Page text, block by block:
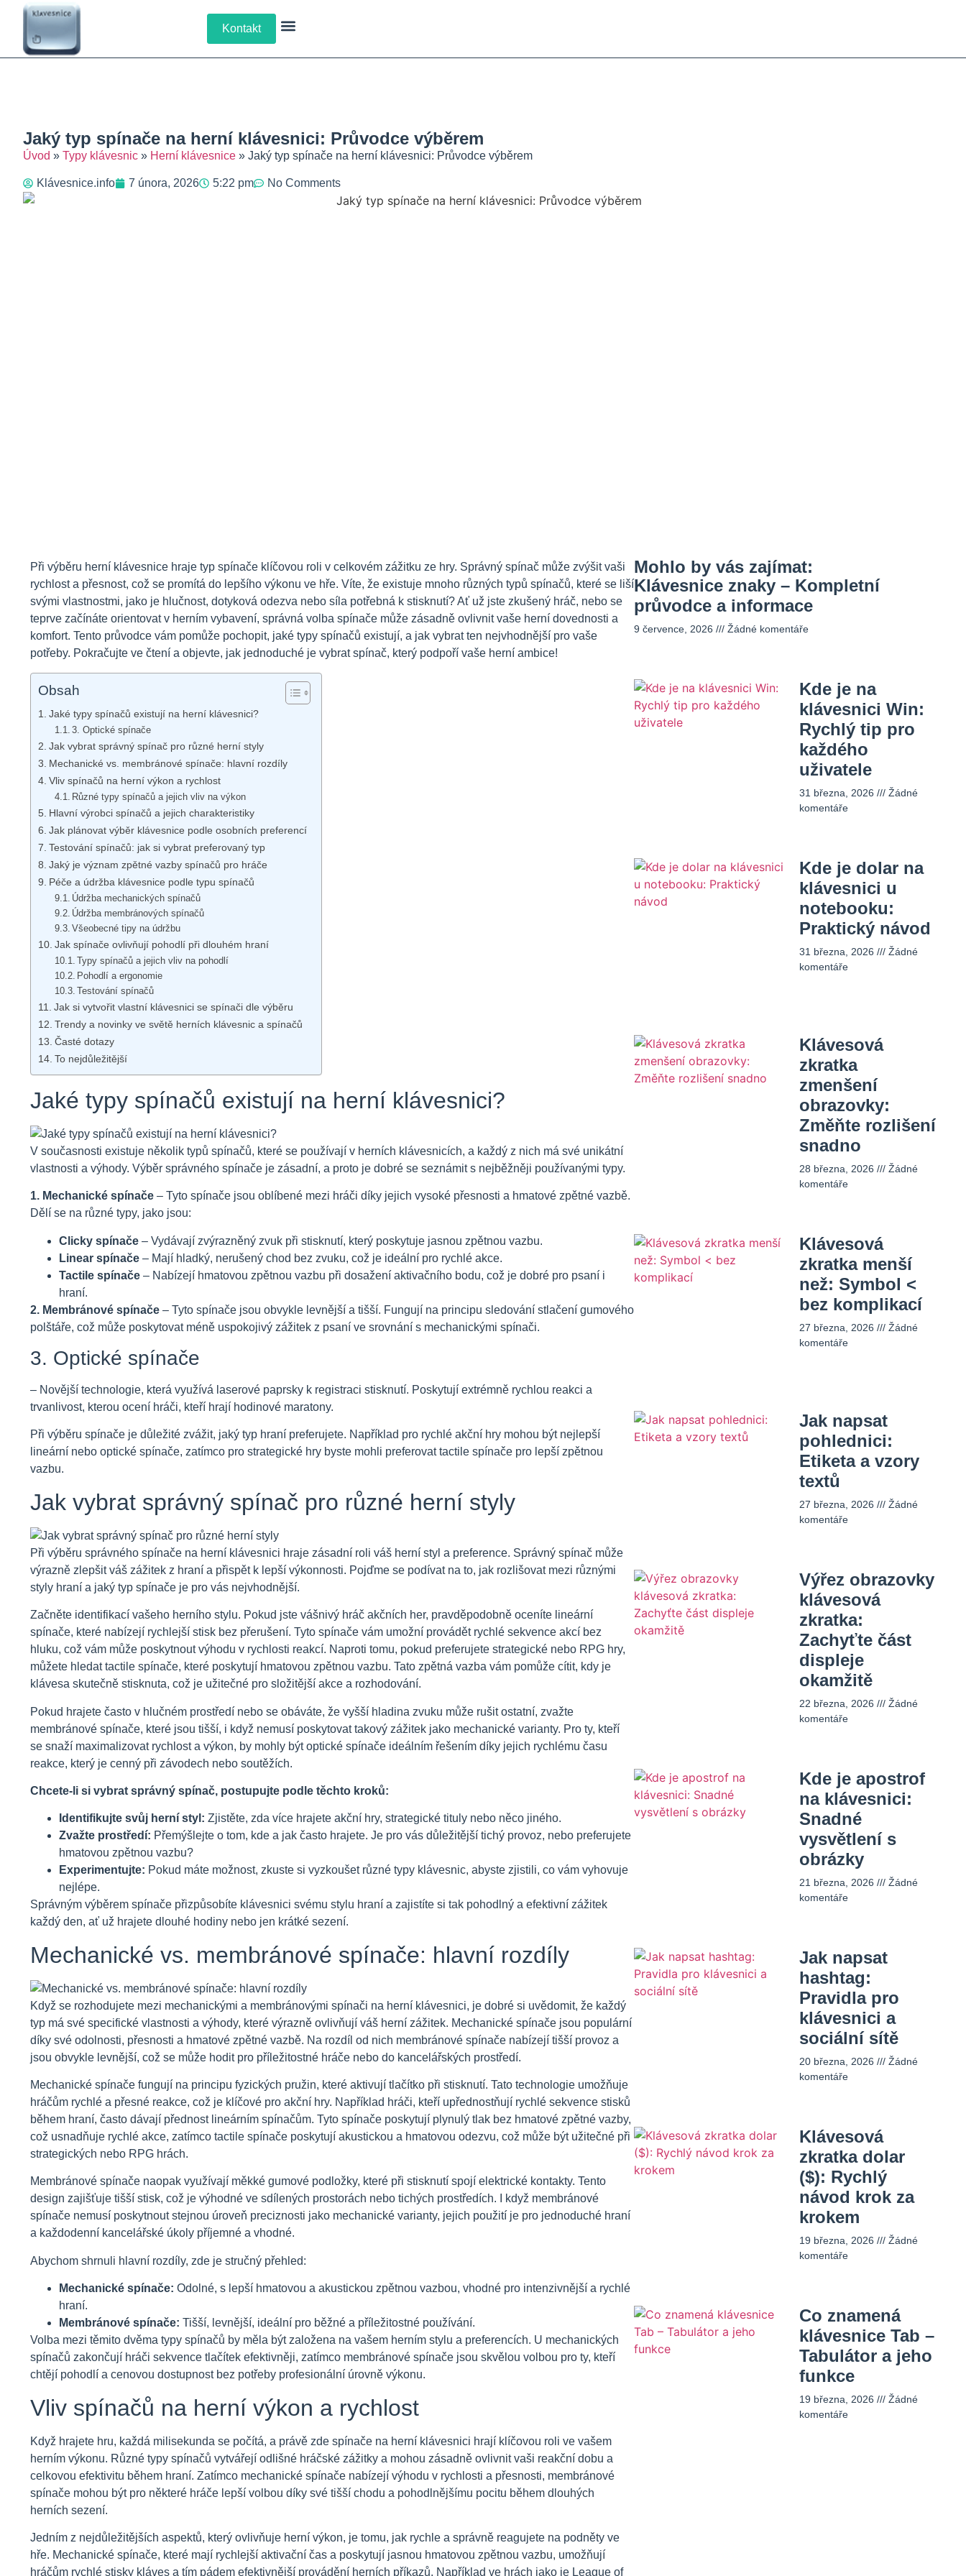
Kontakt
Jaký typ spínače na herní klávesnici: Průvodce výběrem
Úvod » Typy klávesnic » Herní klávesnice » Jaký typ spínače na herní klávesnici: Průvodce výběrem
Klávesnice.info 7 února, 2026 5:22 pm No Comments
Při výběru herní klávesnice hraje typ spínače klíčovou roli v celkovém zážitku ze hry. Správný spínač může zvýšit vaši
rychlost a přesnost, což se promítá do lepšího výkonu ve hře. Víte, že existuje mnoho různých typů spínačů, které se liší
svými vlastnostmi, jako je hlučnost, dotyková odezva nebo síla potřebná k stisknutí? Ať už jste zkušený hráč, nebo se
teprve začínáte orientovat v herním vybavení, správná volba spínače může zásadně ovlivnit vaše herní dovednosti a
komfort. Tento průvodce vám pomůže pochopit, jaké typy spínačů existují, a jak vybrat ten nejvhodnější pro vaše
potřeby. Pokračujte ve čtení a objevte, jak jednoduché je vybrat spínač, který podpoří vaše herní ambice!
Obsah
Jaké typy spínačů existují na herní klávesnici?
3. Optické spínače
Jak vybrat správný spínač pro různé herní styly
Mechanické vs. membránové spínače: hlavní rozdíly
Vliv spínačů na herní výkon a rychlost
Různé typy spínačů a jejich vliv na výkon
Hlavní výrobci spínačů a jejich charakteristiky
Jak plánovat výběr klávesnice podle osobních preferencí
Testování spínačů: jak si vybrat preferovaný typ
Jaký je význam zpětné vazby spínačů pro hráče
Péče a údržba klávesnice podle typu spínačů
Údržba mechanických spínačů
Údržba membránových spínačů
Všeobecné tipy na údržbu
Jak spínače ovlivňují pohodlí při dlouhém hraní
Typy spínačů a jejich vliv na pohodlí
Pohodlí a ergonomie
Testování spínačů
Jak si vytvořit vlastní klávesnici se spínači dle výběru
Trendy a novinky ve světě herních klávesnic a spínačů
Časté dotazy
To nejdůležitější
Jaké typy spínačů existují na herní klávesnici?
V současnosti existuje několik typů spínačů, které se používají v herních klávesnicích, a každý z nich má své unikátní
vlastnosti a výhody. Výběr správného spínače je zásadní, a proto je dobré se seznámit s nejběžněji používanými typy.
1. Mechanické spínače – Tyto spínače jsou oblíbené mezi hráči díky jejich vysoké přesnosti a hmatové zpětné vazbě.
Dělí se na různé typy, jako jsou:
Clicky spínače – Vydávají zvýrazněný zvuk při stisknutí, který poskytuje jasnou zpětnou vazbu.
Linear spínače – Mají hladký, nerušený chod bez zvuku, což je ideální pro rychlé akce.
Tactile spínače – Nabízejí hmatovou zpětnou vazbu při dosažení aktivačního bodu, což je dobré pro psaní i
hraní.
2. Membránové spínače – Tyto spínače jsou obvykle levnější a tišší. Fungují na principu sledování stlačení gumového
polštáře, což může poskytovat méně uspokojivý zážitek z psaní ve srovnání s mechanickými spínači.
3. Optické spínače
– Novější technologie, která využívá laserové paprsky k registraci stisknutí. Poskytují extrémně rychlou reakci a
trvanlivost, kterou ocení hráči, kteří hrají hodinové maratony.
Při výběru spínače je důležité zvážit, jaký typ hraní preferujete. Například pro rychlé akční hry mohou být nejlepší
lineární nebo optické spínače, zatímco pro strategické hry byste mohli preferovat tactile spínače pro lepší zpětnou
vazbu.
Jak vybrat správný spínač pro různé herní styly
Při výběru správného spínače na herní klávesnici hraje zásadní roli váš herní styl a preference. Správný spínač může
výrazně zlepšit váš zážitek z hraní a přispět k lepší výkonnosti. Pojďme se podívat na to, jak rozlišovat mezi různými
styly hraní a jaký typ spínače je pro vás nejvhodnější.
Začněte identifikací vašeho herního stylu. Pokud jste vášnivý hráč akčních her, pravděpodobně oceníte lineární
spínače, které nabízejí rychlejší stisk bez přerušení. Tyto spínače vám umožní provádět rychlé sekvence akcí bez
hluku, což vám může poskytnout výhodu v rychlosti reakcí. Naproti tomu, pokud preferujete strategické nebo RPG hry,
můžete hledat tactile spínače, které poskytují hmatovou zpětnou vazbu. Tato zpětná vazba vám pomůže cítit, kdy je
klávesa skutečně stisknuta, což je užitečné pro složitější akce a rozhodování.
Pokud hrajete často v hlučném prostředí nebo se obáváte, že vyšší hladina zvuku může rušit ostatní, zvažte
membránové spínače, které jsou tišší, i když nemusí poskytovat takový zážitek jako mechanické varianty. Pro ty, kteří
se snaží maximalizovat rychlost a výkon, by mohly být optické spínače ideálním řešením díky jejich rychlému času
reakce, který je cenný při závodech nebo soutěžích.
Chcete-li si vybrat správný spínač, postupujte podle těchto kroků:
Identifikujte svůj herní styl: Zjistěte, zda více hrajete akční hry, strategické tituly nebo něco jiného.
Zvažte prostředí: Přemýšlejte o tom, kde a jak často hrajete. Je pro vás důležitější tichý provoz, nebo preferujete
hmatovou zpětnou vazbu?
Experimentujte: Pokud máte možnost, zkuste si vyzkoušet různé typy klávesnic, abyste zjistili, co vám vyhovuje
nejlépe.
Správným výběrem spínače přizpůsobíte klávesnici svému stylu hraní a zajistíte si tak pohodlný a efektivní zážitek
každý den, ať už hrajete dlouhé hodiny nebo jen krátké sezení.
Mechanické vs. membránové spínače: hlavní rozdíly
Když se rozhodujete mezi mechanickými a membránovými spínači na herní klávesnici, je dobré si uvědomit, že každý
typ má své specifické vlastnosti a výhody, které výrazně ovlivňují váš herní zážitek. Mechanické spínače jsou populární
díky své odolnosti, přesnosti a hmatové zpětné vazbě. Na rozdíl od nich membránové spínače nabízejí tišší provoz a
jsou obvykle levnější, což se může hodit pro příležitostné hráče nebo do kancelářských prostředí.
Mechanické spínače fungují na principu fyzických pružin, které aktivují tlačítko při stisknutí. Tato technologie umožňuje
hráčům rychlé a přesné reakce, což je klíčové pro akční hry. Například hráči, kteří upřednostňují rychlé sekvence stisků
během hraní, často dávají přednost lineárním spínačům. Tyto spínače poskytují plynulý tlak bez hmatové zpětné vazby,
což usnadňuje rychlé akce, zatímco tactile spínače poskytují akustickou a hmatovou odezvu, což může být užitečné při
strategických nebo RPG hrách.
Membránové spínače naopak využívají měkké gumové podložky, které při stisknutí spojí elektrické kontakty. Tento
design zajišťuje tišší stisk, což je výhodné ve sdílených prostorách nebo tichých prostředích. I když membránové
spínače nemusí poskytnout stejnou úroveň preciznosti jako mechanické varianty, jejich použití je pro jednoduché hraní
a každodenní kancelářské úkoly příjemné a vhodné.
Abychom shrnuli hlavní rozdíly, zde je stručný přehled:
Mechanické spínače: Odolné, s lepší hmatovou a akustickou zpětnou vazbou, vhodné pro intenzivnější a rychlé
hraní.
Membránové spínače: Tišší, levnější, ideální pro běžné a příležitostné používání.
Volba mezi těmito dvěma typy spínačů by měla být založena na vašem herním stylu a preferencích. U mechanických
spínačů zakončují hráči sekvence tlačítek efektivněji, zatímco membránové spínače jsou skvělou volbou pro ty, kteří
chtějí pohodlí a cenovou dostupnost bez potřeby profesionální úrovně výkonu.
Vliv spínačů na herní výkon a rychlost
Když hrajete hru, každá milisekunda se počítá, a právě zde spínače na herní klávesnici hrají klíčovou roli ve vašem
herním výkonu. Různé typy spínačů vytvářejí odlišné hráčské zážitky a mohou zásadně ovlivnit vaši reakční dobu a
celkovou efektivitu během hraní. Zatímco mechanické spínače nabízejí výhodu v rychlosti a přesnosti, membránové
spínače mohou být pro některé hráče lepší volbou díky své tišší chodu a pohodlnějšímu pocitu během dlouhých
herních sezení.
Jedním z nejdůležitějších aspektů, který ovlivňuje herní výkon, je tomu, jak rychle a správně reagujete na podněty ve
hře. Mechanické spínače, které mají rychlejší aktivační čas a poskytují jasnou hmatovou zpětnou vazbu, umožňují
hráčům rychlé stisky kláves a tím pádem efektivnější provádění herních příkazů. Například ve hrách jako je League of
Mohlo by vás zajímat:
Klávesnice znaky – Kompletní
průvodce a informace
9 července, 2026 Žádné komentáře
Kde je na
klávesnici Win:
Rychlý tip pro
každého
uživatele
31 března, 2026
Žádné
komentáře
Kde je dolar na
klávesnici u
notebooku:
Praktický návod
31 března, 2026
Žádné
komentáře
Klávesová
zkratka
zmenšení
obrazovky:
Změňte rozlišení
snadno
28 března, 2026
Žádné
komentáře
Klávesová
zkratka menší
než: Symbol <
bez komplikací
27 března, 2026
Žádné
komentáře
Jak napsat
pohlednici:
Etiketa a vzory
textů
27 března, 2026
Žádné
komentáře
Výřez obrazovky
klávesová
zkratka:
Zachyťte část
displeje
okamžitě
22 března, 2026
Žádné
komentáře
Kde je apostrof
na klávesnici:
Snadné
vysvětlení s
obrázky
21 března, 2026
Žádné
komentáře
Jak napsat
hashtag:
Pravidla pro
klávesnici a
sociální sítě
20 března, 2026
Žádné
komentáře
Klávesová
zkratka dolar
($): Rychlý
návod krok za
krokem
19 března, 2026
Žádné
komentáře
Co znamená
klávesnice Tab –
Tabulátor a jeho
funkce
19 března, 2026
Žádné
komentáře